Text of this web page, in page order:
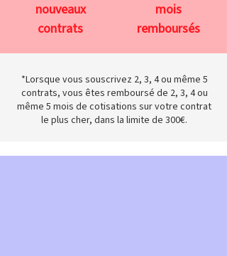
nouveaux
contrats
mois
remboursés
*Lorsque vous souscrivez 2, 3, 4 ou même 5
contrats, vous êtes remboursé de 2, 3, 4 ou
même 5 mois de cotisations sur votre contrat
le plus cher, dans la limite de 300€.